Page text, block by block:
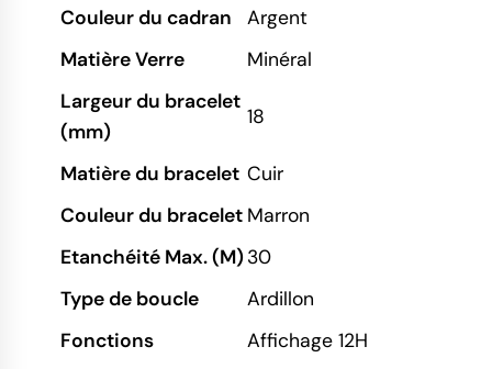
Couleur du cadran
Argent
Matière Verre
Minéral
Largeur du bracelet
(mm)
18
Matière du bracelet Cuir
Couleur du bracelet Marron
Etanchéité Max. (M)30
Type de boucle
Ardillon
Fonctions
Affichage 12H